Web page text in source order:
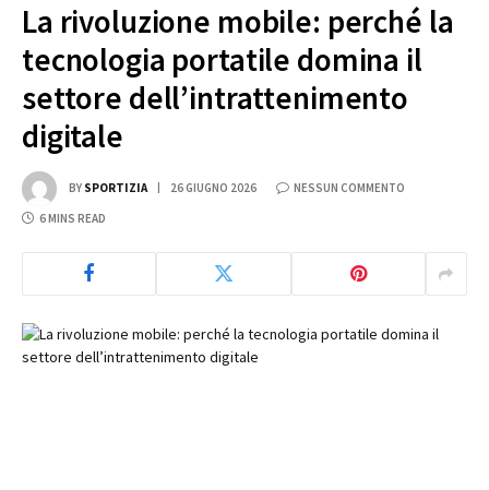
La rivoluzione mobile: perché la
tecnologia portatile domina il
settore dell’intrattenimento
digitale
BY SPORTIZIA 26 GIUGNO 2026 NESSUN COMMENTO
6 MINS READ